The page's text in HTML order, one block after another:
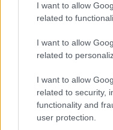
I want to allow
related to
I want to allow
related to
I want to allow
related to security,
functionality and
user protection.